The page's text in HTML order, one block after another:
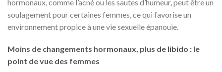
hormonaux, comme l’acné ou les sautes d’humeur, peut être un
soulagement pour certaines femmes, ce qui favorise un
environnement propice à une vie sexuelle épanouie.
Moins de changements hormonaux, plus de libido : le
point de vue des femmes